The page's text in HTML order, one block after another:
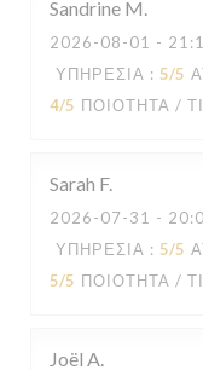
Sandrine M
2026-08-01 -
ΥΠΗΡΕΣΊΑ : 5/5
4/5 ΠΟΙΌΤΗΤΑ /
Sarah F
2026-07-31 -
ΥΠΗΡΕΣΊΑ : 5/5
5/5 ΠΟΙΌΤΗΤΑ /
Joël A